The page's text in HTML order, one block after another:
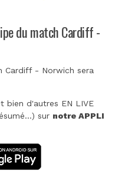
du match Cardiff -
Cardiff - Norwich sera
d'autres EN LIVE
sur notre APPLI